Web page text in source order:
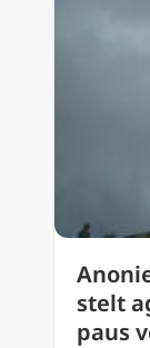
stelt
paus